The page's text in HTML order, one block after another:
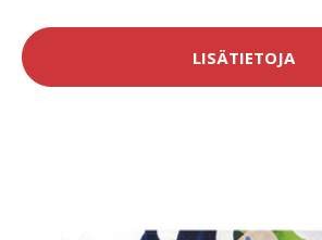
LISÄTIETOJA